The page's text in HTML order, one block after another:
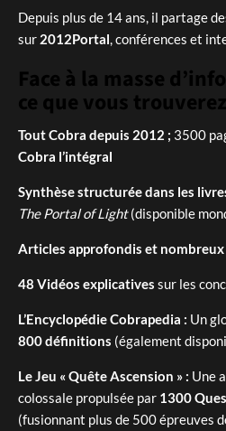
Depuis plus de 14 ans, il partage
sur 2012Portal, conférences et
Face à la masse
ce que vous
Tout Cobra depuis 2012 ; 3500
Cobra l’intégral
Synthèse structurée dans les
The Portal of Light(disponible
Articles approfondis et
48 Vidéos explicatives sur les
L’Encyclopédie Cobrapedia : Un
800 définitions (également
Le Jeu « Quête Ascension » : Une
colossale propulsée par 1300
(fusionnant plus de 500 épreuves